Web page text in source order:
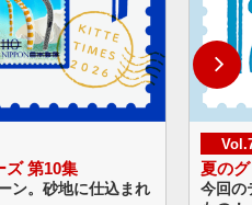
夏のグリーティング
今回のテーマは夏の冷たい